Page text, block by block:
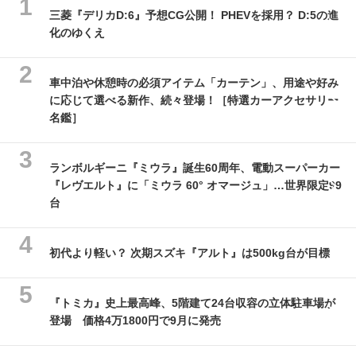
三菱『デリカD:6』予想CG公開！ PHEVを採用？ D:5の進
化のゆくえ
車中泊や休憩時の必須アイテム「カーテン」、用途や好み
に応じて選べる新作、続々登場！［特選カーアクセサリー
名鑑］
ランボルギーニ『ミウラ』誕生60周年、電動スーパーカー
『レヴエルト』に「ミウラ 60° オマージュ」…世界限定99
台
初代より軽い？ 次期スズキ『アルト』は500kg台が目標
『トミカ』史上最高峰、5階建て24台収容の立体駐車場が
登場 価格4万1800円で9月に発売